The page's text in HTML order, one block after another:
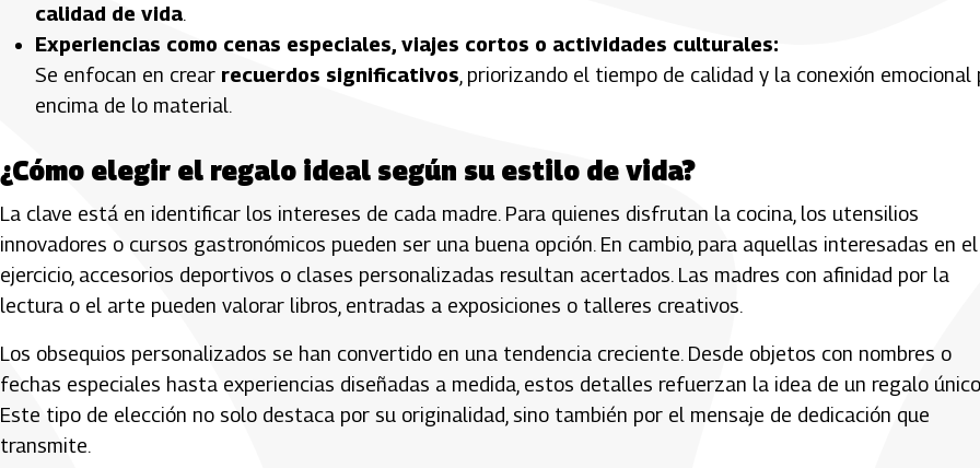
calidad de vida.
Experiencias como cenas especiales, viajes cortos o actividades culturales:
Se enfocan en crear recuerdos significativos , priorizando el tiempo de calidad y la conexión emocional
encima de lo material.
¿Cómo elegir el regalo ideal según su estilo de vida?
La clave está en identificar los intereses de cada madre. Para quienes disfrutan la cocina, los utensilios
innovadores o cursos gastronómicos pueden ser una buena opción. En cambio, para aquellas interesadas en el
ejercicio, accesorios deportivos o clases personalizadas resultan acertados. Las madres con afinidad por la
lectura o el arte pueden valorar libros, entradas a exposiciones o talleres creativos.
Los obsequios personalizados se han convertido en una tendencia creciente. Desde objetos con nombres o
fechas especiales hasta experiencias diseñadas a medida, estos detalles refuerzan la idea de un regalo
Este tipo de elección no solo destaca por su originalidad, sino también por el mensaje de dedicación que
transmite.